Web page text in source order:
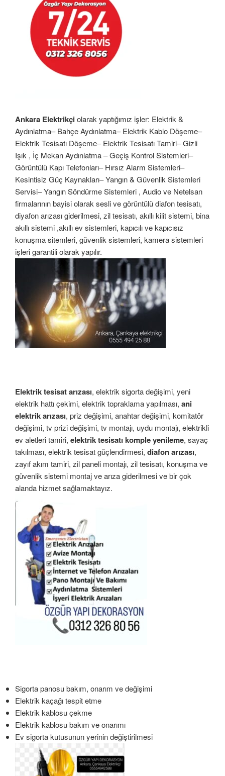
Ankara Elektrikçiolarak yaptığımız işler: Elektrik &
Aydınlatma– Bahçe Aydınlatma– Elektrik Kablo Döşeme–
Elektrik Tesisatı Döşeme– Elektrik Tesisatı Tamiri– Gizli
Işık , İç Mekan Aydınlatma – Geçiş Kontrol Sistemleri–
Görüntülü Kapı Telefonları– Hırsız Alarm Sistemleri–
Kesintisiz Güç Kaynakları– Yangın & Güvenlik Sistemleri
Servisi– Yangın Söndürme Sistemleri , Audio ve Netelsan
firmalarının bayisi olarak sesli ve görüntülü diafon tesisatı,
diyafon arızası giderilmesi, zil tesisatı, akıllı kilit sistemi, bina
akıllı sistemi ,akıllı ev sistemleri, kapıcılı ve kapıcısız
konuşma sitemleri, güvenlik sistemleri, kamera sistemleri
işleri garantili olarak yapılır.
Elektrik tesisat arızası, elektrik sigorta değişimi, yeni
elektrik hattı çekimi, elektrik topraklama yapılması, ani
elektrik arızası, priz değişimi, anahtar değişimi, komitatör
değişimi, tv prizi değişimi, tv montajı, uydu montajı, elektrikli
ev aletleri tamiri, elektrik tesisatı komple yenileme, sayaç
takılması, elektrik tesisat güçlendirmesi, diafon arızası,
zayıf akım tamiri, zil paneli montajı, zil tesisatı, konuşma ve
güvenlik sistemi montaj ve arıza giderilmesi ve bir çok
alanda hizmet sağlamaktayız.
Sigorta panosu bakım, onarım ve değişimi
Elektrik kaçağı tespit etme
Elektrik kablosu çekme
Elektrik kablosu bakım ve onarımı
Ev sigorta kutusunun yerinin değiştirilmesi